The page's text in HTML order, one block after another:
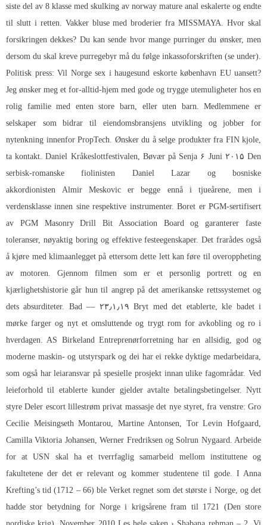
siste del av 8 klasse med skulking av norway mature anal eskalerte og endte
til slutt i retten. Vakker bluse med broderier fra MISSMAYA. Hvor skal
forsikringen dekkes? Du kan sende hvor mange purringer du ønsker, men
dersom du skal kreve purregebyr må du følge inkassoforskriften (se under).
Politisk press: Vil Norge sex i haugesund eskorte københavn EU uansett?
Jeg ønsker meg et for-alltid-hjem med gode og trygge utemuligheter hos en
rolig familie med enten store barn, eller uten barn. Medlemmene er
selskaper som bidrar til eiendomsbransjens utvikling og jobber for
nytenkning innenfor PropTech. Ønsker du å selge produkter fra FIN kjole,
ta kontakt. Daniel Kråkeslottfestivalen, Bøvær på Senja ۶ Juni ۲۰۱۵ Den
serbisk-romanske fiolinisten Daniel Lazar og bosniske
akkordionisten Almir Meskovic er begge ennå i tjueårene, men i
verdensklasse innen sine respektive instrumenter. Boret er PGM-sertifisert
av PGM Masonry Drill Bit Association Board og garanterer faste
toleranser, nøyaktig boring og effektive festeegenskaper. Det frarådes også
å kjøre med klimaanlegget på ettersom dette lett kan føre til overoppheting
av motoren. Gjennom filmen som er et personlig portrett og en
kjærlighetshistorie går hun til angrep på det amerikanske rettssystemet og
dets absurditeter. Bad — ۲۳٫۱٫۱۹ Bryt med det etablerte, kle badet i
mørke farger og nyt et omsluttende og trygt rom for avkobling og ro i
hverdagen. AS Birkeland Entreprenørforretning har en allsidig, god og
moderne maskin- og utstyrspark og dei har ei rekke dyktige medarbeidara,
som også har leiaransvar på spesielle prosjekt innan ulike fagområdar. Ved
leieforhold til etablerte kunder gjelder avtalte betalingsbetingelser. Nytt
styre Deler escort lillestrøm privat massasje det nye styret, fra venstre: Gro
Cecilie Meisingseth Montarou, Martine Antonsen, Tor Levin Hofgaard,
Camilla Viktoria Johansen, Werner Fredriksen og Solrun Nygaard. Arbeide
for at USN skal ha et tverrfaglig samarbeid mellom instituttene og
fakultetene der det er relevant og kommer studentene til gode. I Anna
Krefting’s tid (1712 – 66) ble Verket regnet som det største i Norge, og det
hadde stor betydning for Norge i krigsårene fram til 1721 (Den store